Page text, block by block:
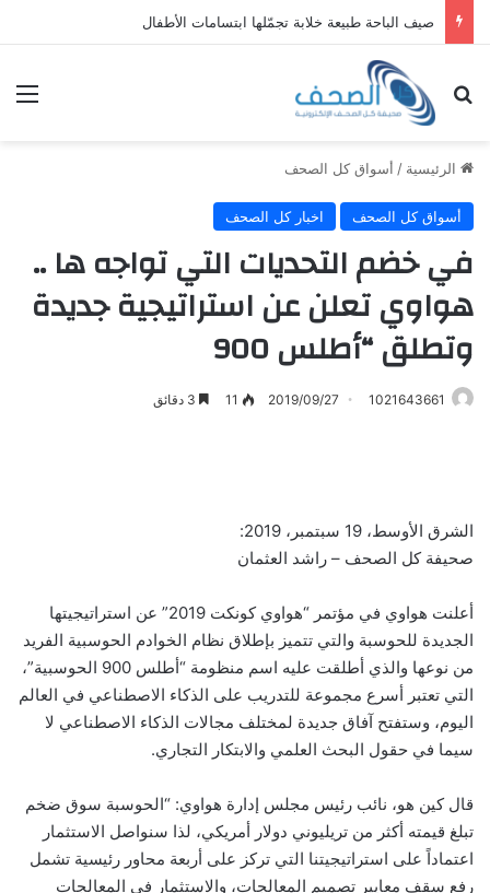
أمطار وبرد تضرب جنوب المملكة
بحث عن
الرئيسية / أسواق كل الصحف
أسواق كل الصحف اخبار كل الصحف
في خضم التحديات التي تواجه ها ..
هواوي تعلن عن استراتيجية جديدة
وتطلق “أطلس 900
1021643661
2019/09/27
11
الشرق الأوسط، 19 سبتمبر، 2019:
صحيفة كل الصحف – راشد العثمان
أعلنت هواوي في مؤتمر “هواوي كونكت 2019” عن استراتيجيتها
الجديدة للحوسبة والتي تتميز بإطلاق نظام الخوادم الحوسبية الفريد
من نوعها والذي أطلقت عليه اسم منظومة “أطلس 900 الحوسبية”،
التي تعتبر أسرع مجموعة للتدريب على الذكاء الاصطناعي في العالم
اليوم، وستفتح آفاق جديدة لمختلف مجالات الذكاء الاصطناعي لا
سيما في حقول البحث العلمي والابتكار التجاري.
قال كين هو، نائب رئيس مجلس إدارة هواوي: “الحوسبة سوق ضخم
تبلغ قيمته أكثر من تريليوني دولار أمريكي، لذا سنواصل الاستثمار
اعتماداً على استراتيجيتنا التي تركز على أربعة محاور رئيسية تشمل
رفع سقف معايير تصميم المعالجات، والاستثمار في المعالجات